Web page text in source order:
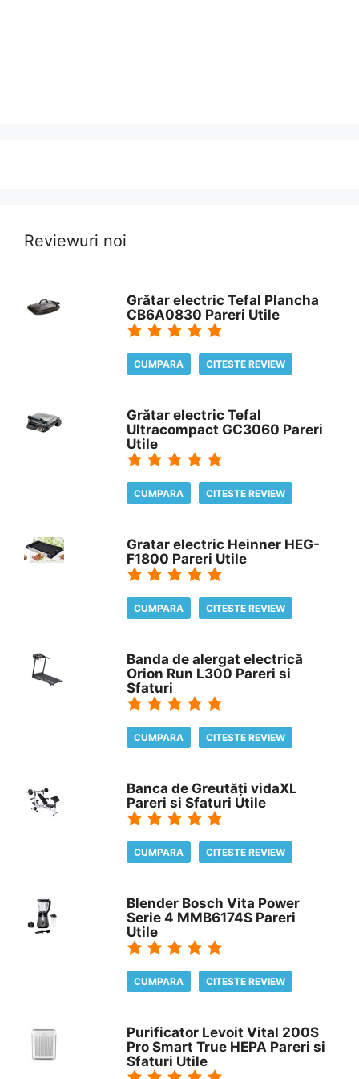
Reviewuri noi
Grătar electric Tefal Plancha
CB6A0830 Pareri Utile
CUMPARA CITESTE REVIEW
Grătar electric Tefal
Ultracompact GC3060 Pareri
Utile
CUMPARA CITESTE REVIEW
Gratar electric Heinner HEG-
F1800 Pareri Utile
CUMPARA CITESTE REVIEW
Banda de alergat electrică
Orion Run L300 Pareri si
Sfaturi
CUMPARA CITESTE REVIEW
Banca de Greutăți vidaXL
Pareri si Sfaturi Utile
CUMPARA CITESTE REVIEW
Blender Bosch Vita Power
Serie 4 MMB6174S Pareri
Utile
CUMPARA CITESTE REVIEW
Purificator Levoit Vital 200S
Pro Smart True HEPA Pareri si
Sfaturi Utile